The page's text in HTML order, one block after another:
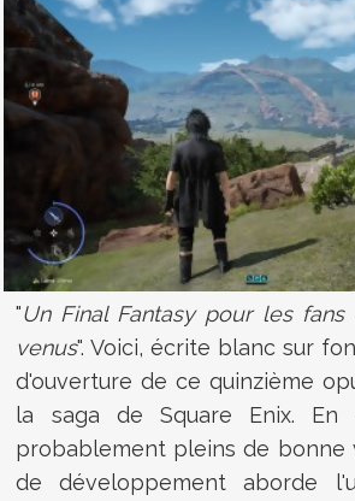
"Un Final Fantasy pour les
venus". Voici, écrite blanc sur
d'ouverture de ce quinzième
la saga de Square Enix. En
probablement pleins de bonne
de développement aborde